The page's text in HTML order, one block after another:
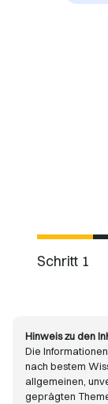
Schritt 1
Hinweis zu den
Die
nach bestem
allgemeinen,
geprägten